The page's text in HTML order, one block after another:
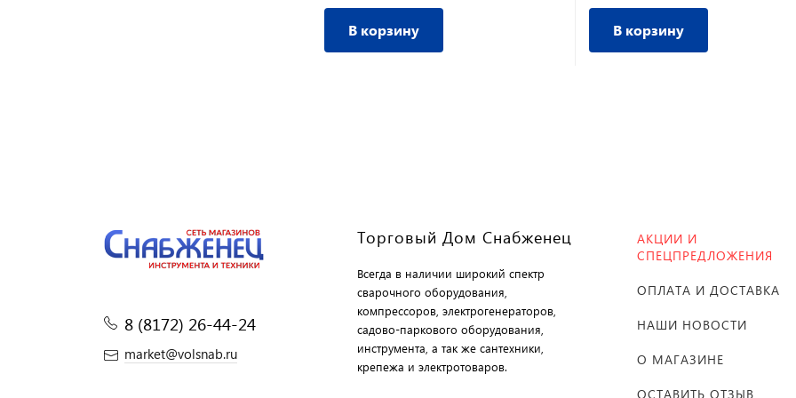
В корзину В корзину
8 (8172) 26-44-24
market@volsnab.ru
Торговый Дом Снабженец
Всегда в наличии широкий спектр
сварочного оборудования,
компрессоров, электрогенераторов,
садово-паркового оборудования,
инструмента, а так же сантехники,
крепежа и электротоваров.
АКЦИИ И
СПЕЦПРЕДЛОЖЕНИЯ
ОПЛАТА И ДОСТАВКА
НАШИ НОВОСТИ
О МАГАЗИНЕ
ОСТАВИТЬ ОТЗЫВ